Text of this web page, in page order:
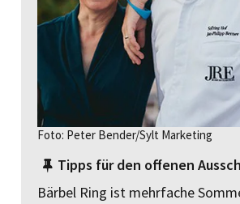
Foto: Peter Bender/Sylt Marketing
Tipps für den offenen
Bärbel Ring ist mehrfache